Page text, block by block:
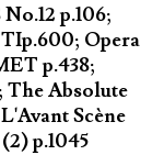
p.106;
Opera
p.438;
The Absolute
Scène
p.1045